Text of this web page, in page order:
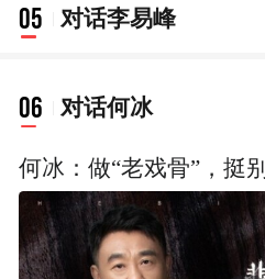
05 对话李易峰
06 对话何冰
何冰：做“老戏骨”，挺